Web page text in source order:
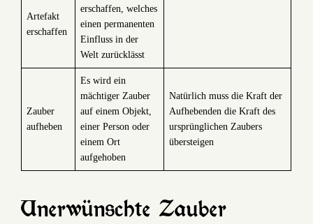
Artefakt
erschaffen
erschaffen, welches
einen permanenten
Einfluss in der
Welt zurücklässt
Zauber
aufheben
Es wird ein
mächtiger Zauber
auf einem Objekt,
einer Person oder
einem Ort
aufgehoben
Natürlich muss die Kraft der
Aufhebenden die Kraft des
ursprünglichen Zaubers
übersteigen
Unerwünschte Zauber